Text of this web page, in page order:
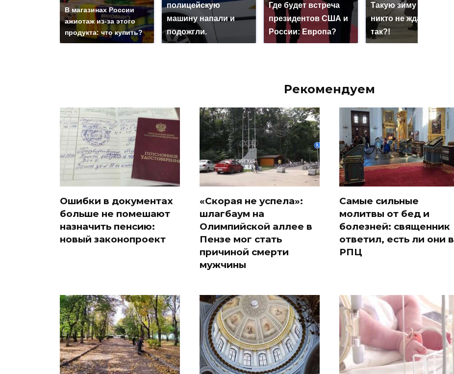
В магазинах России
ажиотаж из-за этого
продукта: что купить?
полицейскую
машину напали и
подожгли.
Где будет встреча
президентов США и
России: Европа?
Такую зиму в России
никто не ждал: как
так?!
Рекомендуем
Ошибки в документах
больше не помешают
назначить пенсию:
новый законопроект
«Скорая не успела»:
шлагбаум на
Олимпийской аллее в
Пензе мог стать
причиной смерти
мужчины
Самые сильные
молитвы от бед и
болезней: священник
ответил, есть ли они в
РПЦ